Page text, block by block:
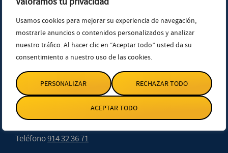
Usamos cookies para mejorar su experiencia de navegación,
mostrarle anuncios o contenidos personalizados y analizar
nuestro tráfico. Al hacer clic en “Aceptar todo” usted da su
consentimiento a nuestro uso de las cookies.
PERSONALIZAR RECHAZAR TODO
ACEPTAR TODO
Sevilla
Av. de Menéndez Pelayo 18, 1ª Plta. 41004. Sevilla.
Teléfono955 22 12 20
Madrid
Teléfono914 32 36 71